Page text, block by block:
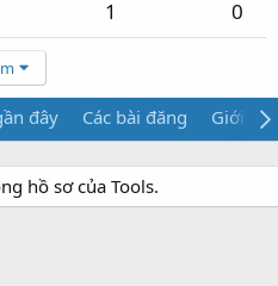
1 0
đây Các bài đăng Giới
hồ sơ của Tools.